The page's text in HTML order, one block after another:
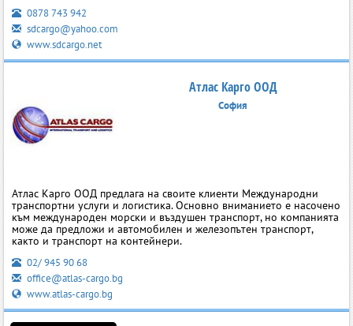
0878 743 942
sdcargo@yahoo.com
www.sdcargo.net
Атлас Карго ООД
София
Атлас Карго ООД предлага на своите клиенти Международни
транспортни услуги и логистика. Основно вниманието е насочено
към международен морски и въздушен транспорт, но компанията
може да предложи и автомобилен и железопътен транспорт,
както и транспорт на контейнери.
02/ 945 90 68
office@atlas-cargo.bg
www.atlas-cargo.bg